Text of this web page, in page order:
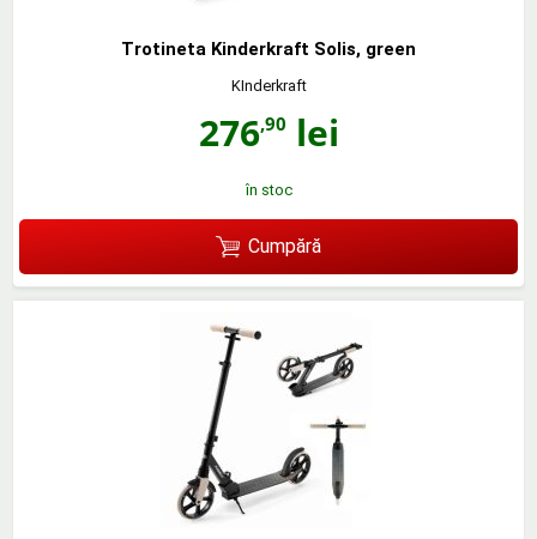
Trotineta Kinderkraft Solis, green
KInderkraft
276,90 lei
în stoc
Cumpără